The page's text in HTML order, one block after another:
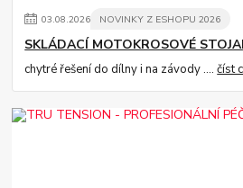
03.08.2026 NOVINKY Z ESHOPU 2026
SKLÁDACÍ MOTOKROSOVÉ
chytré řešení do dílny i na závody ....číst